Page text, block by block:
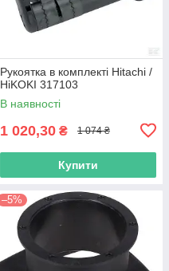
Рукоятка в комплекті Hitachi /
HiKOKI 317103
В наявності
1 020,30 ₴ 1 074 ₴
Купити
–5%